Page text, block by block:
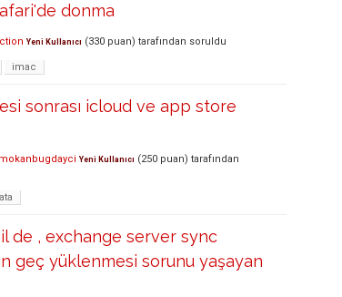
donma
Yeni Kullanıcı (330 puan) tarafından soruldu
imac
sonrası icloud ve app store
mokanbugdayci Yeni Kullanıcı (250 puan) tarafından
de , exchange server sync
geç yüklenmesi sorunu yaşayan